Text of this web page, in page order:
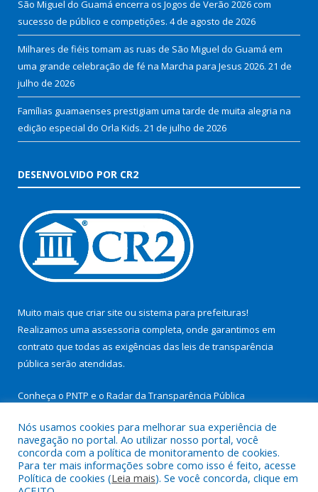
São Miguel do Guamá encerra os Jogos de Verão 2026 com
sucesso de público e competições. 4 de agosto de 2026
Milhares de fiéis tomam as ruas de São Miguel do Guamá em
uma grande celebração de fé na Marcha para Jesus 2026. 21 de
julho de 2026
Famílias guamaenses prestigiam uma tarde de muita alegria na
edição especial do Orla Kids. 21 de julho de 2026
DESENVOLVIDO POR CR2
Muito mais que criar site ou sistema para prefeituras!
Realizamos uma assessoria completa, onde garantimos em
contrato que todas as exigências das leis de transparência
pública serão atendidas.
Conheça o PNTP e o Radar da Transparência Pública
Todos os direitos reservados a Prefeitura Municipal de São
Miguel do Guamá.
Nós usamos cookies para melhorar sua experiência de
navegação no portal. Ao utilizar nosso portal, você
concorda com a política de monitoramento de cookies.
Para ter mais informações sobre como isso é feito, acesse
Política de cookies (Leia mais). Se você concorda, clique em